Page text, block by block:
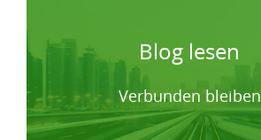
Blog lesen
Verbunden bleiben